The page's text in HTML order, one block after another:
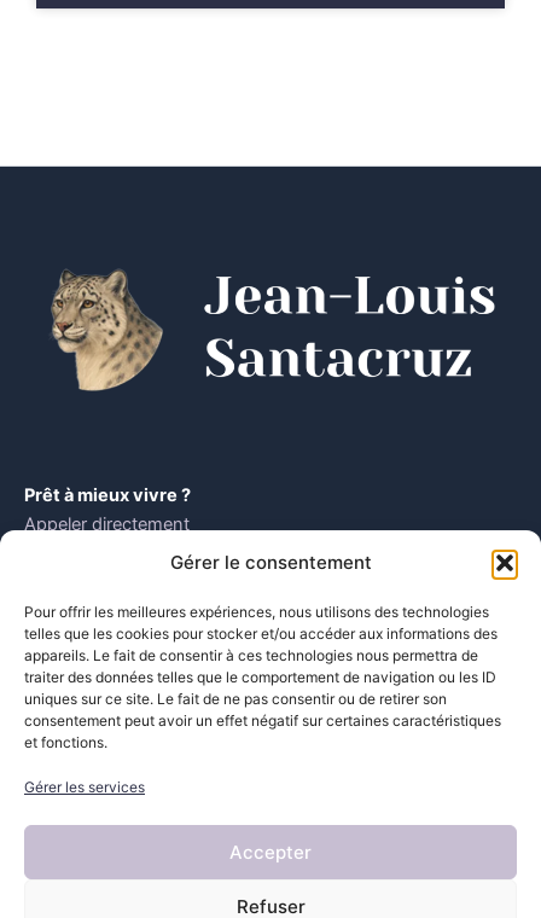
Gérer le consentement
Pour offrir les meilleures expériences, nous utilisons des technologies
telles que les cookies pour stocker et/ou accéder aux informations des
appareils. Le fait de consentir à ces technologies nous permettra de
traiter des données telles que le comportement de navigation ou les ID
uniques sur ce site. Le fait de ne pas consentir ou de retirer son
consentement peut avoir un effet négatif sur certaines caractéristiques
et fonctions.
Gérer les services
Accepter
Refuser
Prêt à mieux vivre ?
Appeler directement
Narbonne
Et alentours
Accueil
Nettoyage énergétique des maisons
Nettoyage énergétique des lieux
A propos
© Jean-Louis Santacruz Libération énergétique 2025